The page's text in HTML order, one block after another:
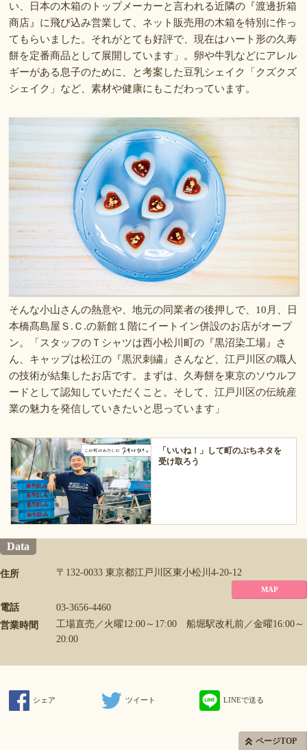
い、日本の木箱のトップメーカーと言われる近隣の『渡邊折箱
商店』に飛び込み営業して、ネット販売用の木箱を特別に作っ
てもらいました。それがとても好評で、現在はハート形の久寿
餅を定番商品として展開しています」。卵や牛乳などにアレル
ギーがある息子のために、と考案した豆乳シェイク「クズクズ
シェイク」など、素材や健康にもこだわっています。
そんな小山さんの熱意や、地元の同業者の後押しで、10月、日
本橋髙島屋Ｓ.Ｃ.の新館１階にイートイン併設のお店がオープ
ン。「スタッフのＴシャツは西小松川町の『黒沼染工場』さ
ん、キャップは松江の『黒沢刺繍』さんなど、江戸川区の職人
の技術が結集したお店です。まずは、久寿餅を東京のソウルフ
ードとして認知していただくこと。そして、江戸川区の伝統産
業の魅力を発信していきたいと思っています」
「いいね！」して町のぷちネタを
受け取ろう
Data
住所 〒132-0033 東京都江戸川区東小松川4-20-12
MAP
電話
03-3656-4460
営業時間
工場直売／火曜12:00～17:00 船堀駅改札前／金曜16:00～
20:00
シェア ツイート LINEで送る
ページTOP